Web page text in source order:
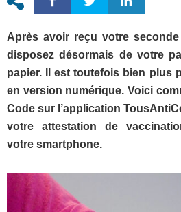
Après avoir reçu votre
disposez désormais de votre
papier. Il est toutefois bien plus
en version numérique. Voici
Code sur l’application
votre attestation de
votre smartphone.